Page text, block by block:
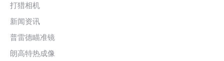
打猎相机
新闻资讯
普雷德瞄准镜
朗高特热成像